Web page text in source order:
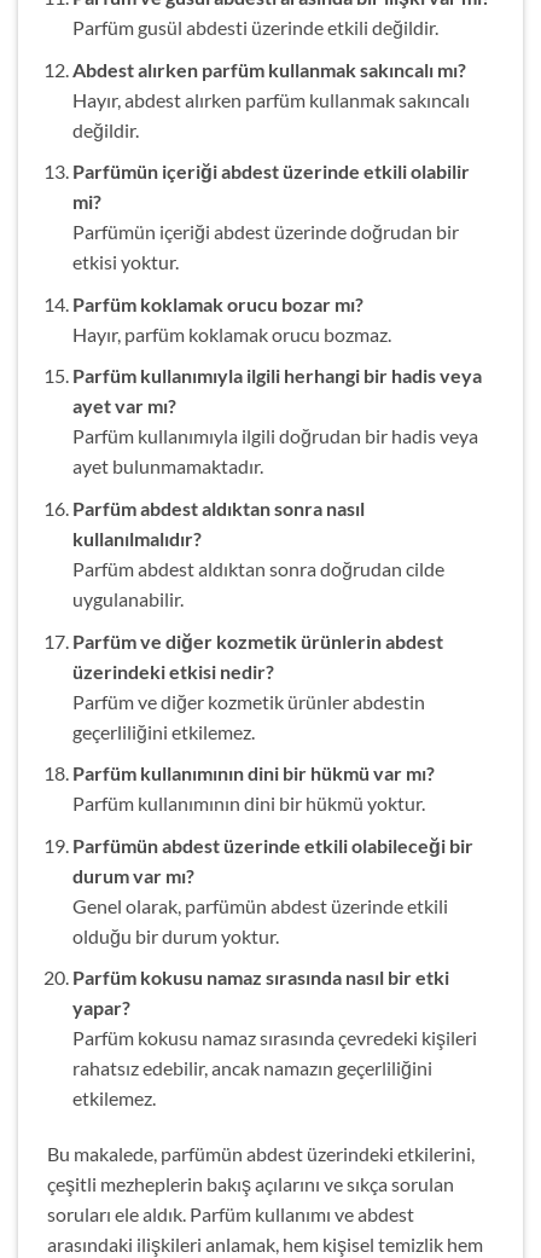
Parfüm gusül abdesti üzerinde etkili değildir.
Abdest alırken parfüm kullanmak sakıncalı mı?
Hayır, abdest alırken parfüm kullanmak sakıncalı
değildir.
Parfümün içeriği abdest üzerinde etkili olabilir
mi?
Parfümün içeriği abdest üzerinde doğrudan bir
etkisi yoktur.
Parfüm koklamak orucu bozar mı?
Hayır, parfüm koklamak orucu bozmaz.
Parfüm kullanımıyla ilgili herhangi bir hadis veya
ayet var mı?
Parfüm kullanımıyla ilgili doğrudan bir hadis veya
ayet bulunmamaktadır.
Parfüm abdest aldıktan sonra nasıl
kullanılmalıdır?
Parfüm abdest aldıktan sonra doğrudan cilde
uygulanabilir.
Parfüm ve diğer kozmetik ürünlerin abdest
üzerindeki etkisi nedir?
Parfüm ve diğer kozmetik ürünler abdestin
geçerliliğini etkilemez.
Parfüm kullanımının dini bir hükmü var mı?
Parfüm kullanımının dini bir hükmü yoktur.
Parfümün abdest üzerinde etkili olabileceği bir
durum var mı?
Genel olarak, parfümün abdest üzerinde etkili
olduğu bir durum yoktur.
Parfüm kokusu namaz sırasında nasıl bir etki
yapar?
Parfüm kokusu namaz sırasında çevredeki kişileri
rahatsız edebilir, ancak namazın geçerliliğini
etkilemez.
Bu makalede, parfümün abdest üzerindeki etkilerini,
çeşitli mezheplerin bakış açılarını ve sıkça sorulan
soruları ele aldık. Parfüm kullanımı ve abdest
arasındaki ilişkileri anlamak, hem kişisel temizlik hem